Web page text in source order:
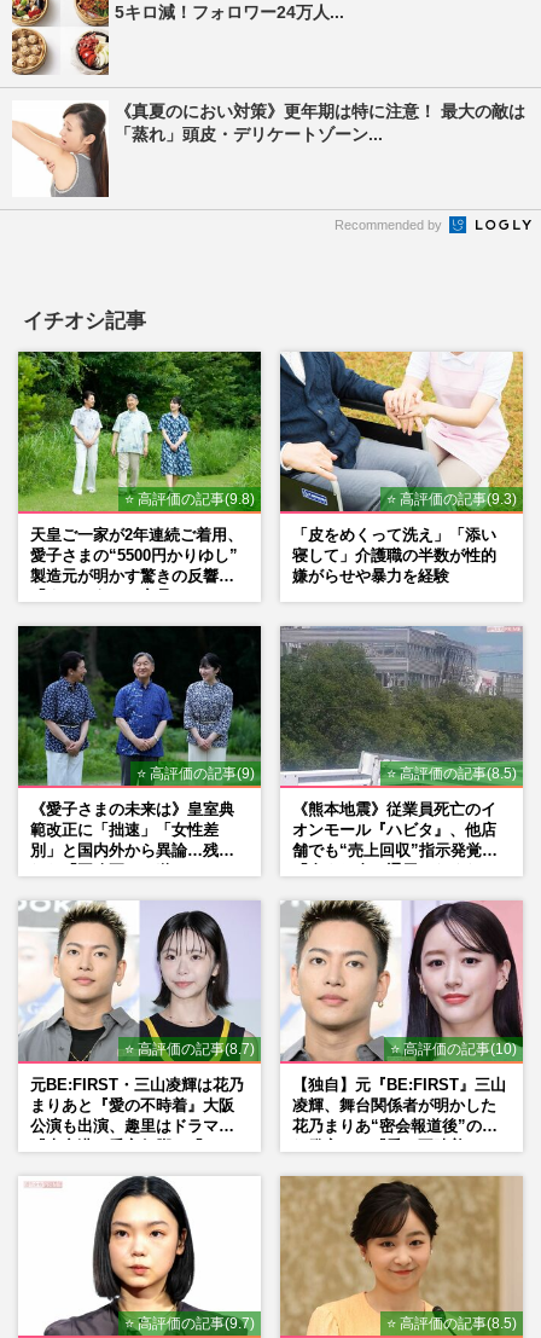
5キロ減！フォロワー24万人...
《真夏のにおい対策》更年期は特に注意！ 最大の敵は
「蒸れ」頭皮・デリケートゾーン...
Recommended by
イチオシ記事
⭐ 高評価の記事(9.8)
天皇ご一家が2年連続ご着用、
愛子さまの“5500円かりゆし”
製造元が明かす驚きの反響
⭐ 高評価の記事(9.3)
「皮をめくって洗え」「添い
寝して」介護職の半数が性的
嫌がらせや暴力を経験
⭐ 高評価の記事(9)
《愛子さまの未来は》皇室典
範改正に「拙速」「女性差
別」と国内外から異論…残さ
⭐ 高評価の記事(8.5)
《熊本地震》従業員死亡のイ
オンモール『ハビタ』、他店
舗でも“売上回収”指示発覚で
⭐ 高評価の記事(8.7)
元BE:FIRST・三山凌輝は花乃
まりあと『愛の不時着』大阪
公演も出演、趣里はドラマ
⭐ 高評価の記事(10)
【独自】元『BE:FIRST』三山
凌輝、舞台関係者が明かした
花乃まりあ“密会報道後”の呆
⭐ 高評価の記事(9.7) ⭐ 高評価の記事(8.5)